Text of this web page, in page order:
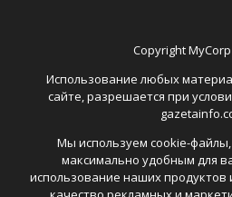
Copyright
Использование любых
сайте, разрешается при
Мы используем cookie-
максимально удобным для
использование наших продуктов